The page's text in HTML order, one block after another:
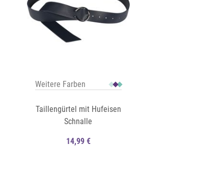
Weitere Farben
Taillengürtel mit Hufeisen
Schnalle
14,99 €